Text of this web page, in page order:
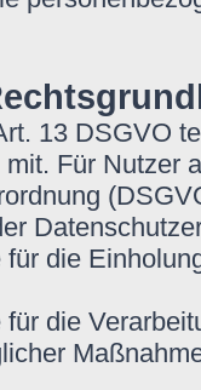
13 DSGVO
Für Nutzer
die
die